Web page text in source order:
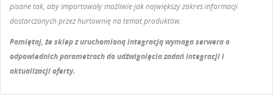
pisane tak, aby importowały możliwie jak największy zakres informacji
dostarczanych przez hurtownię na temat produktów.
Pamiętaj, że sklep z uruchomioną integracją wymaga serwera o
odpowiednich parametrach do udźwignięcia zadań integracji i
aktualizacji oferty.